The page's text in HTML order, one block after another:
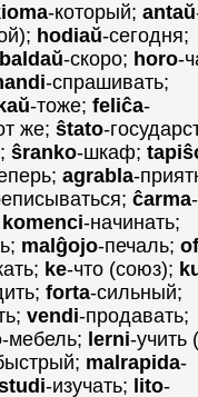
-который; antaŭ
hodiaŭ-сегодня;
baldaŭ-скоро; horo-
-спрашивать;
-тоже; feliĉa-
же; ŝtato-
ŝranko-шкаф;
agrabla-
ĉarma-
komenci-начинать;
malĝojo-печаль;
ke-что (союз);
forta-сильный;
vendi-продавать;
-мебель; lerni-учить
malrapida-
-изучать; lito-